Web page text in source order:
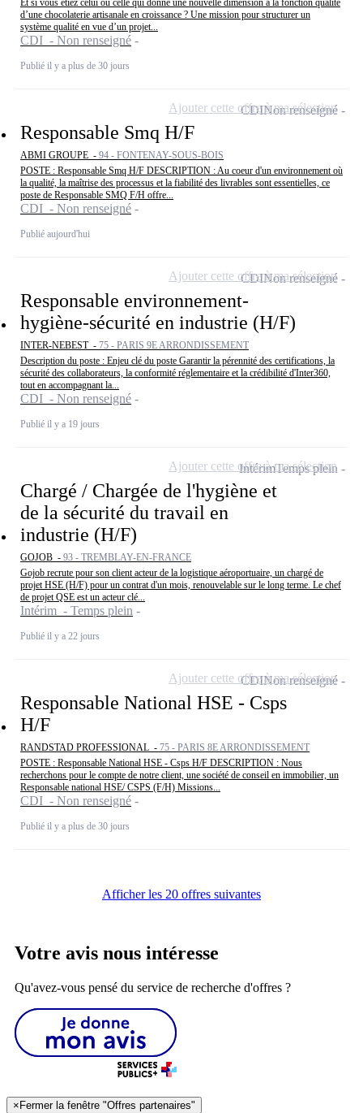
Et si vous étiez celui ou celle qui donne une nouvelle dimension à la fonction qualité
d’une chocolaterie artisanale en croissance ? Une mission pour structurer un
système qualité en vue d’un projet...
CDI - Non renseigné
Publié il y a plus de 30 jours
Responsable Smq H/F
ABMI GROUPE - 94 - FONTENAY-SOUS-BOIS
POSTE : Responsable Smq H/F DESCRIPTION : Au coeur d'un environnement où
la qualité, la maîtrise des processus et la fiabilité des livrables sont essentielles, ce
poste de Responsable SMQ F/H offre...
CDI - Non renseigné
Publié aujourd'hui
CDINon renseigné
Ajouter cette offre à ma sélection
Responsable environnement-
hygiène-sécurité en industrie (H/F)
INTER-NEBEST - 75 - PARIS 9E ARRONDISSEMENT
Description du poste : Enjeu clé du poste Garantir la pérennité des certifications, la
sécurité des collaborateurs, la conformité réglementaire et la crédibilité d'Inter360,
tout en accompagnant la...
CDI - Non renseigné
Publié il y a 19 jours
CDINon renseigné
Ajouter cette offre à ma sélection
Chargé / Chargée de l'hygiène et
de la sécurité du travail en
industrie (H/F)
GOJOB - 93 - TREMBLAY-EN-FRANCE
Gojob recrute pour son client acteur de la logistique aéroportuaire, un chargé de
projet HSE (H/F) pour un contrat d'un mois, renouvelable sur le long terme. Le chef
de projet QSE est un acteur clé...
Intérim - Temps plein
Publié il y a 22 jours
IntérimTemps plein
Ajouter cette offre à ma sélection
Responsable National HSE - Csps
H/F
RANDSTAD PROFESSIONAL - 75 - PARIS 8E ARRONDISSEMENT
POSTE : Responsable National HSE - Csps H/F DESCRIPTION : Nous
recherchons pour le compte de notre client, une société de conseil en immobilier, un
Responsable national HSE/ CSPS (F/H) Missions...
CDI - Non renseigné
Publié il y a plus de 30 jours
CDINon renseigné
Ajouter cette offre à ma sélection
Afficher les 20 offres suivantes
Votre avis nous intéresse
Qu'avez-vous pensé du service de recherche d'offres ?
×Fermer la fenêtre "Offres partenaires"